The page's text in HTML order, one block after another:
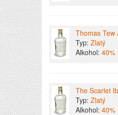
Thomas Tew
Typ: Zlatý
Alkohol: 40%
The Scarlet
Typ: Zlatý
Alkohol: 40%